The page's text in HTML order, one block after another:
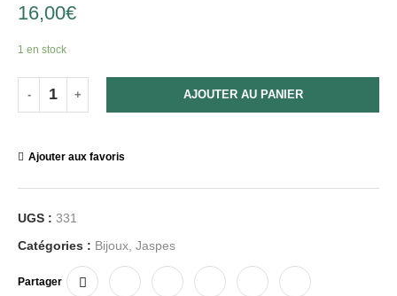
16,00€
1 en stock
AJOUTER AU PANIER
Ajouter aux favoris
UGS : 331
Catégories : Bijoux Jaspes
Partager